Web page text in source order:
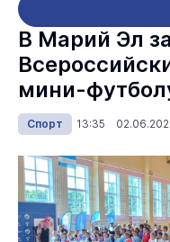
В Марий Эл
мини-
Спорт 13:35